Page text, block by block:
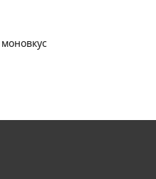
моновкус